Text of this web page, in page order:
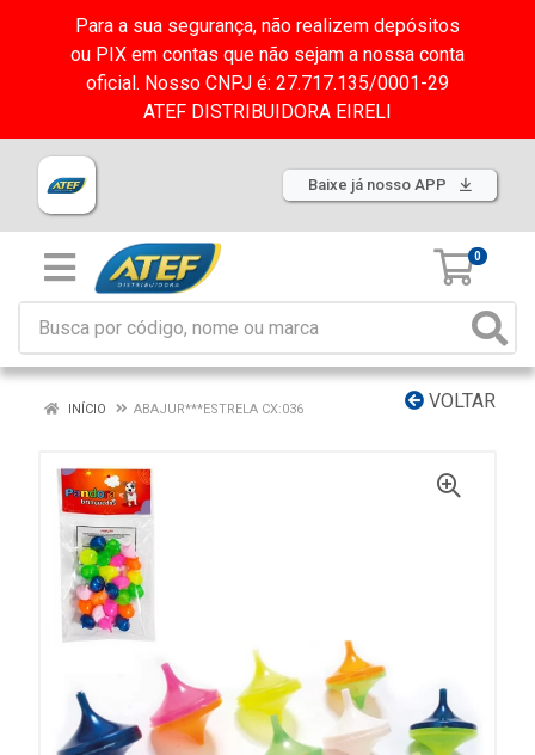
Para a sua segurança, não realizem depósitos
ou PIX em contas que não sejam a nossa conta
oficial. Nosso CNPJ é: 27.717.135/0001-29
ATEF DISTRIBUIDORA EIRELI
Baixe já nosso APP
0
VOLTAR
INÍCIO ABAJUR***ESTRELA CX:036